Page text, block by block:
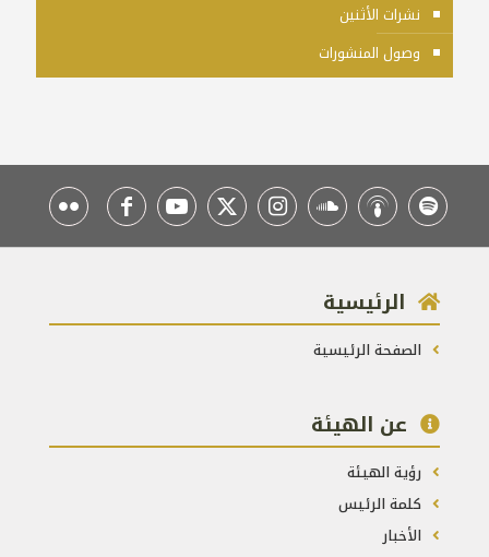
نشرات الأثنين
وصول المنشورات
الرئيسية
الصفحة الرئيسية
عن الهيئة
رؤية الهيئة
كلمة الرئيس
الأخبار